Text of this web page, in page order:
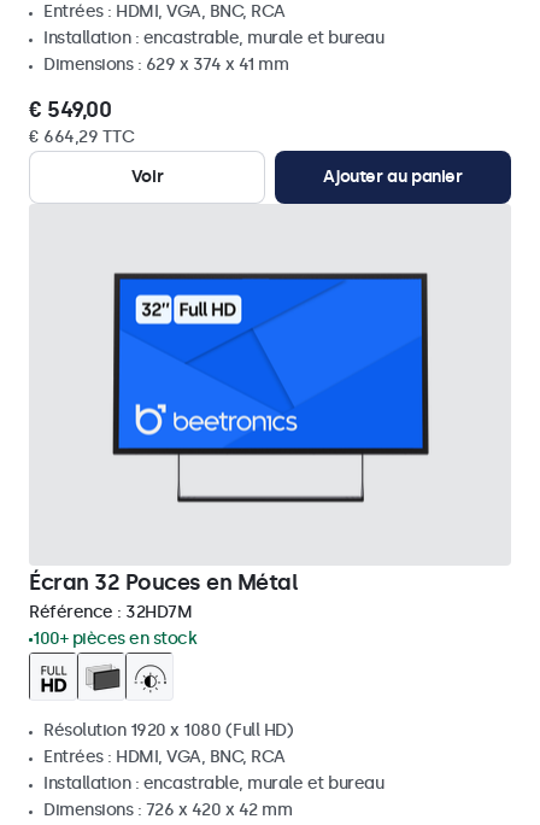
Entrées : HDMI, VGA, BNC, RCA
Installation : encastrable, murale et bureau
Dimensions : 629 x 374 x 41 mm
€ 549,00
€ 664,29 TTC
Voir
Ajouter au panier
Écran 32 Pouces en Métal
Référence : 32HD7M
100+ pièces en stock
Résolution 1920 x 1080 (Full HD)
Entrées : HDMI, VGA, BNC, RCA
Installation : encastrable, murale et bureau
Dimensions : 726 x 420 x 42 mm